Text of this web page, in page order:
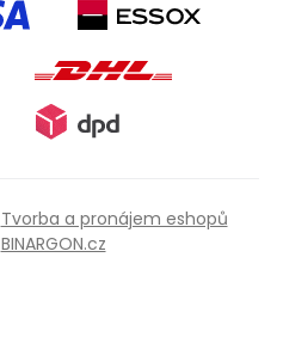
Tvorba a pronájem eshopů
BINARGON.cz